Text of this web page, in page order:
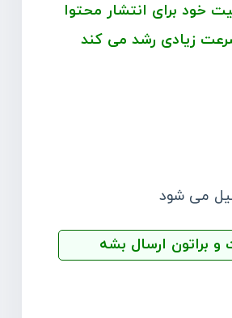
خود برای انتشار محتوا
زیادی رشد می کند
می شود